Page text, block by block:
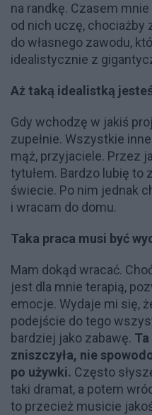
na randkę. Czasem
od nich uczę, chociażby
do własnego zawodu,
idealistycznie z
Aż taką idealistką
Gdy wchodzę w jakiś
zupełnie. Wszystkie
mąż, przyjaciele. Przez
tytułem. Bardzo lubię to
świecie. Po nim jednak
i wracam do domu.
Taka praca musi być
Mam dokąd wracać.
jest dla mnie terapią,
emocje. Wydaje mi się,
podejście do tego
bardziej jako zabawę.
zniszczyła, nie
po używki. Często
taki dramat, a potem
to przecież musicie